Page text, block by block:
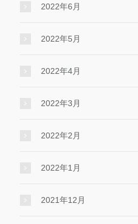
2022年6月
2022年5月
2022年4月
2022年3月
2022年2月
2022年1月
2021年12月